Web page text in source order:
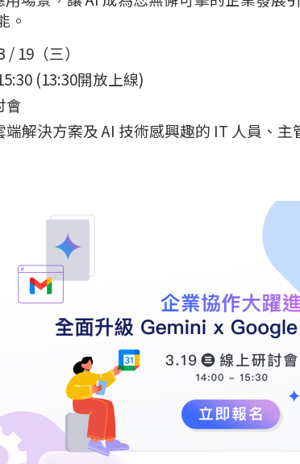
。
19（三）
(13:30開放上線)
會
解決方案及 AI 技術感興趣的 IT 人員、主